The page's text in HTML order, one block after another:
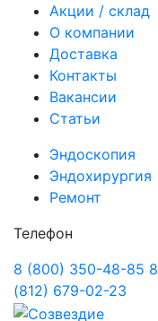
Акции / склад
О компании
Доставка
Контакты
Вакансии
Статьи
Эндоскопия
Эндохирургия
Ремонт
Телефон
8 (800) 350-48-85 8
(812) 679-02-23